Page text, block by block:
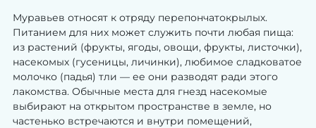
Муравьев относят к отряду перепончатокрылых.
Питанием для них может служить почти любая пища:
из растений (фрукты, ягоды, овощи, фрукты, листочки),
насекомых (гусеницы, личинки), любимое сладковатое
молочко (падья) тли — ее они разводят ради этого
лакомства. Обычные места для гнезд насекомые
выбирают на открытом пространстве в земле, но
частенько встречаются и внутри помещений,